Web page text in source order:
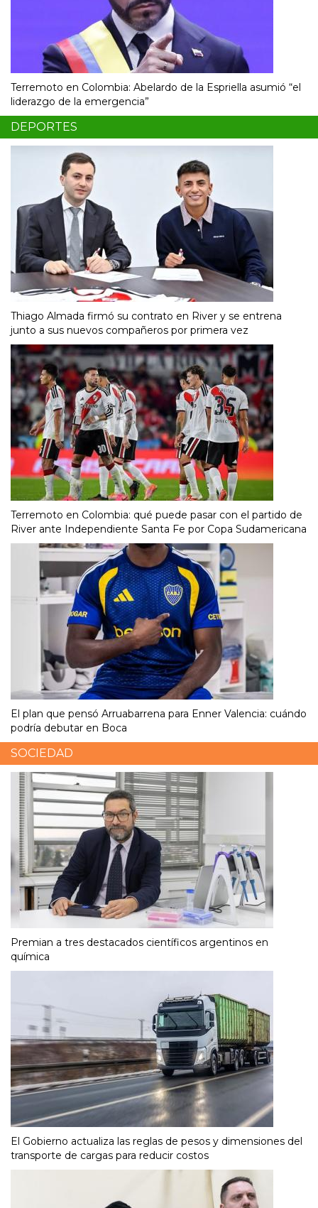
Terremoto en Colombia: Abelardo de la Espriella asumió “el
liderazgo de la emergencia”
DEPORTES
Thiago Almada firmó su contrato en River y se entrena
junto a sus nuevos compañeros por primera vez
Terremoto en Colombia: qué puede pasar con el partido de
River ante Independiente Santa Fe por Copa Sudamericana
El plan que pensó Arruabarrena para Enner Valencia: cuándo
podría debutar en Boca
SOCIEDAD
Premian a tres destacados científicos argentinos en
química
El Gobierno actualiza las reglas de pesos y dimensiones del
transporte de cargas para reducir costos